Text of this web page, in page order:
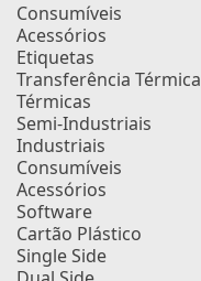
Consumíveis
Acessórios
Etiquetas
Transferência Térmica
Térmicas
Semi-Industriais
Industriais
Consumíveis
Acessórios
Software
Cartão Plástico
Single Side